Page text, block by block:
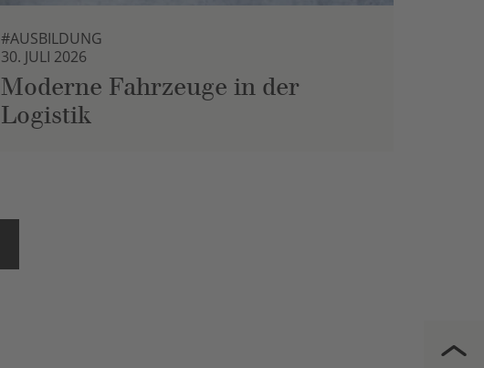
#AUSBILDUNG
30. JULI 2026
Moderne Fahrzeuge in der
Logistik